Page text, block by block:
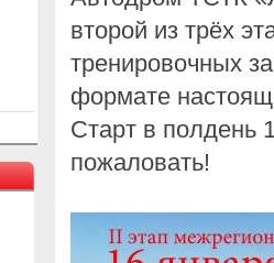
второй из трёх
тренировочных
формате
Старт в полдень
пожаловать!